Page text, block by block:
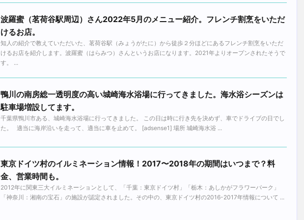
波羅蜜（茗荷谷駅周辺）さん2022年5月のメニュー紹介。フレンチ割烹をいただ
けるお店。
知人の紹介で教えていただいた、茗荷谷駅（みょうがたに）から徒歩２分ほどにあるフレンチ割烹をいただ
けるお店を紹介します。波羅蜜（はらみつ）さんというお店になります。2021年よりオープンされたそうで
す。 ...
鴨川の南房総一透明度の高い城崎海水浴場に行ってきました。海水浴シーズンは
駐車場増設してます。
千葉県鴨川市ある、城崎海水浴場に行ってきました。 この日は時に行き先を決めず、車でドライブの日でし
た。 適当に海岸沿いを走って、適当に車を止めて。 [adsense1] 場所 城崎海水浴 ...
東京ドイツ村のイルミネーション情報！2017〜2018年の期間はいつまで？料
金、営業時間も。
2012年に関東三大イルミネーションとして、「千葉：東京ドイツ村」「栃木：あしかがフラワーパーク」
「神奈川：湘南の宝石」の施設が認定されました。その中の、東京ドイツ村の2016-2017年情報について ...